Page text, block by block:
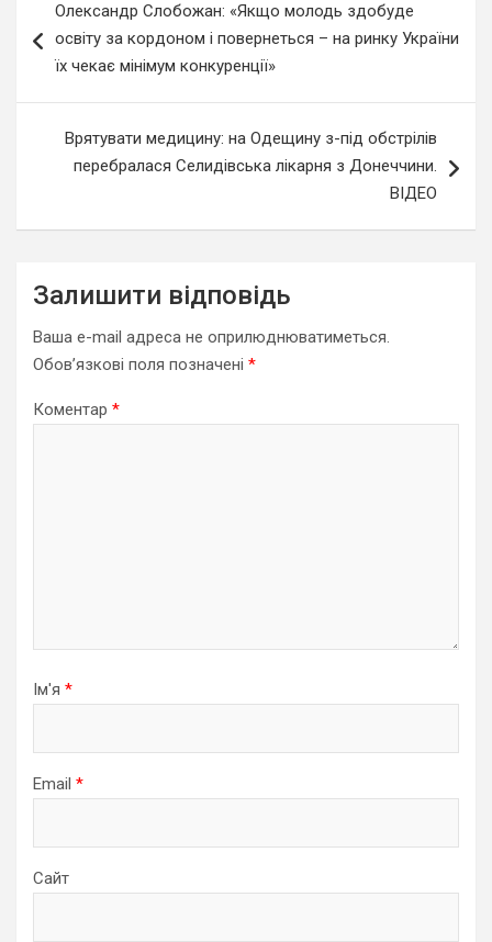
записів
Олександр Слобожан: «Якщо молодь здобуде
освіту за кордоном і повернеться – на ринку України
їх чекає мінімум конкуренції»
Врятувати медицину: на Одещину з-під обстрілів
перебралася Селидівська лікарня з Донеччини.
ВІДЕО
Залишити відповідь
Ваша e-mail адреса не оприлюднюватиметься.
Обов’язкові поля позначені *
Коментар *
Ім'я *
Email *
Сайт